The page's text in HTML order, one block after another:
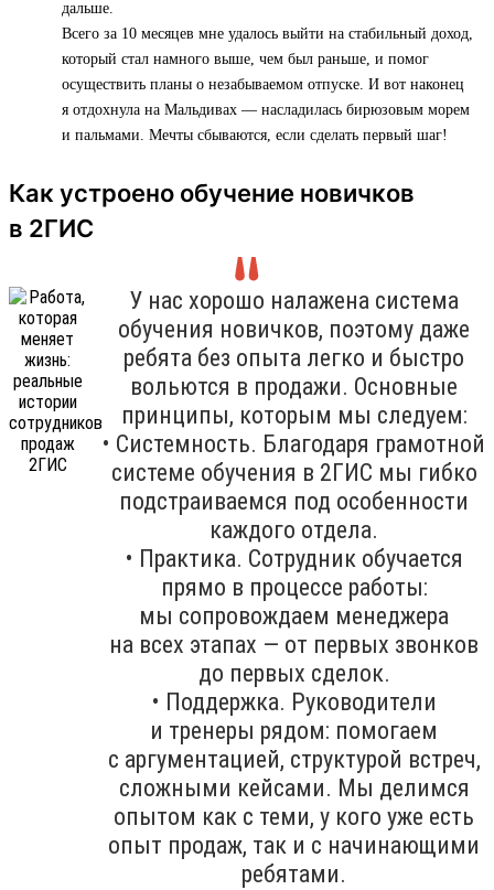
дальше.
Всего за 10 месяцев мне удалось выйти на стабильный доход,
который стал намного выше, чем был раньше, и помог
осуществить планы о незабываемом отпуске. И вот наконец
я отдохнула на Мальдивах — насладилась бирюзовым морем
и пальмами. Мечты сбываются, если сделать первый шаг!
Как устроено обучение новичков
в 2ГИС
У нас хорошо налажена система
обучения новичков, поэтому даже
ребята без опыта легко и быстро
вольются в продажи. Основные
принципы, которым мы следуем:
• Системность. Благодаря грамотной
системе обучения в 2ГИС мы гибко
подстраиваемся под особенности
каждого отдела.
• Практика. Сотрудник обучается
прямо в процессе работы:
мы сопровождаем менеджера
на всех этапах — от первых звонков
до первых сделок.
• Поддержка. Руководители
и тренеры рядом: помогаем
с аргументацией, структурой встреч,
сложными кейсами. Мы делимся
опытом как с теми, у кого уже есть
опыт продаж, так и с начинающими
ребятами.